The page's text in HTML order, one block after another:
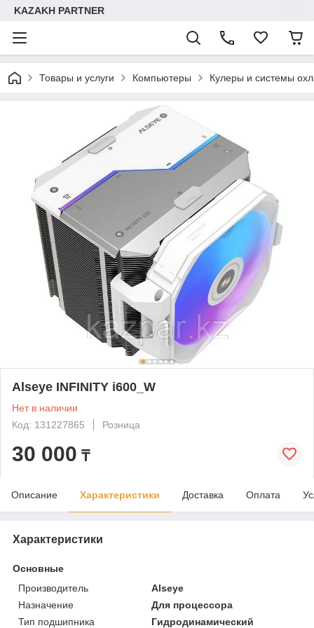
KAZAKH PARTNER
Товары и услуги Компьютеры Кулеры и системы
Alseye INFINITY i600_W
Нет в наличии
Код: 131227865
Розница
30 000 ₸
Описание Характеристики Доставка Оплата
Характеристики
Основные
Производитель
Alseye
Назначение
Для процессора
Тип подшипника
Гидродинамический